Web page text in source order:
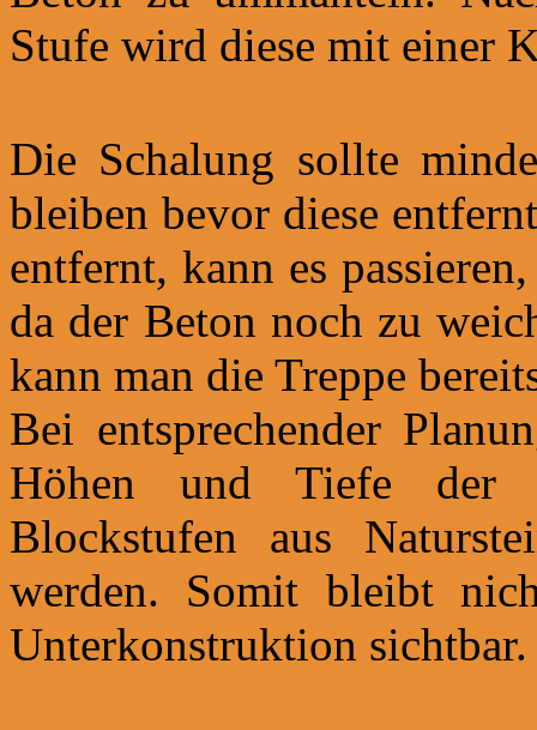
Stufe wird diese mit einer
Die Schalung sollte
bleiben bevor diese
entfernt, kann es
da der Beton noch zu
kann man die Treppe
Bei entsprechender
Höhen und Tiefe der
Blockstufen aus
werden. Somit bleibt
Unterkonstruktion sichtbar.